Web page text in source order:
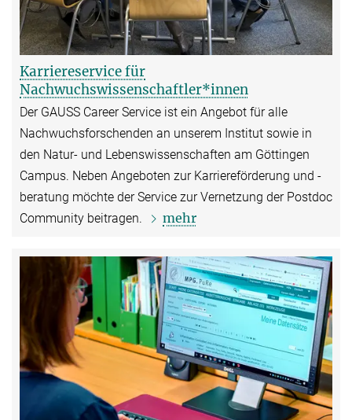
Karriereservice für
Nachwuchswissenschaftler*innen
Der GAUSS Career Service ist ein Angebot für alle
Nachwuchsforschenden an unserem Institut sowie in
den Natur- und Lebenswissenschaften am Göttingen
Campus. Neben Angeboten zur Karriereförderung und -
beratung möchte der Service zur Vernetzung der Postdoc
Community beitragen.
mehr